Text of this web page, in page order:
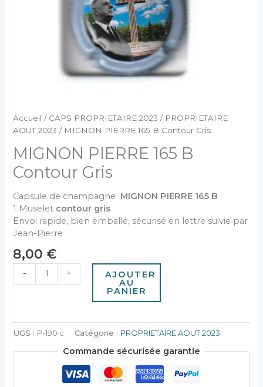
Accueil / CAPS PROPRIETAIRE 2023 / PROPRIETAIRE
AOUT 2023 / MIGNON PIERRE 165 B Contour Gris
MIGNON PIERRE 165 B
Contour Gris
Capsule de champagne MIGNON PIERRE 165 B
1 Muselet contour gris
Envoi rapide, bien emballé, sécurisé en lettre suivie par
Jean-Pierre
8,00 €
- + AJOUTER
AU
PANIER
UGS : P-190 c Catégorie : PROPRIETAIRE AOUT 2023
Commande sécurisée garantie